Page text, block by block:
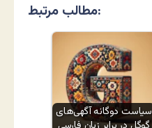
مطالب مرتبط:
سیاست دوگانه آگهی‌های